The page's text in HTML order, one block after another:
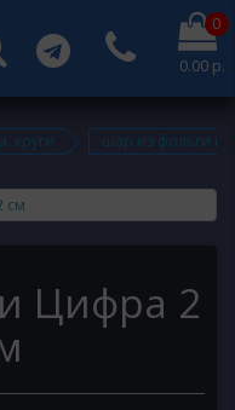
0
0.00 р.
круги шар из фольги
Цифра 2